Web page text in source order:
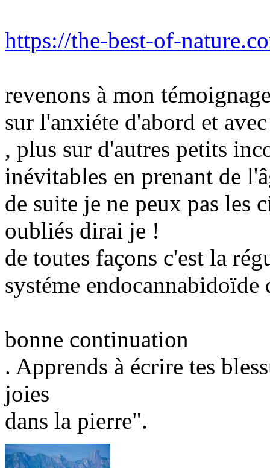
https://the-best-of-
revenons à mon
sur l'anxiéte d'abord et
, plus sur d'autres petits
inévitables en prenant de
de suite je ne peux pas les
oubliés dirai je !
de toutes façons c'est la
systéme
bonne continuation
. Apprends à écrire tes
joies
dans la pierre".